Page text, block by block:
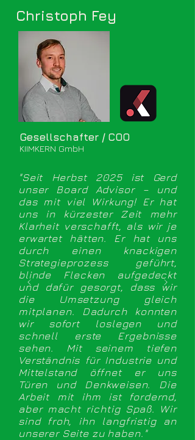
Christoph Fey
Gesellschafter / COO
KIIMKERN GmbH
"Seit Herbst 2025 ist Gerd
unser Board Advisor – und
das mit viel Wirkung! Er hat
uns in kürzester Zeit mehr
Klarheit verschafft, als wir je
erwartet hätten. Er hat uns
durch einen knackigen
Strategieprozess geführt,
blinde Flecken aufgedeckt
und dafür gesorgt, dass wir
die Umsetzung gleich
mitplanen. Dadurch konnten
wir sofort loslegen und
schnell erste Ergebnisse
sehen. Mit seinem tiefen
Verständnis für Industrie und
Mittelstand öffnet er uns
Türen und Denkweisen. Die
Arbeit mit ihm ist fordernd,
aber macht richtig Spaß. Wir
sind froh, ihn langfristig an
unserer Seite zu haben."